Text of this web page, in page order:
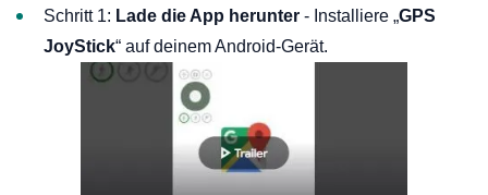
Schritt 1: Lade die App herunter - Installiere „GPS
JoyStick“ auf deinem Android-Gerät.